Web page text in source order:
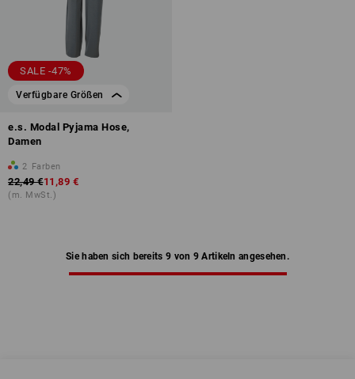
SALE -47%
Verfügbare Größen
e.s. Modal Pyjama Hose,
Damen
2 Farben
22,49 €11,89 €
(m. MwSt.)
Sie haben sich bereits 9 von 9 Artikeln angesehen.